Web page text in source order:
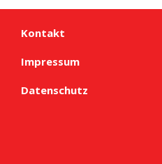
Kontakt
Impressum
Datenschutz